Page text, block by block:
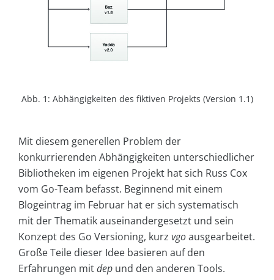
Abb. 1: Abhängigkeiten des fiktiven Projekts (Version 1.1)
Mit diesem generellen Problem der
konkurrierenden Abhängigkeiten unterschiedlicher
Bibliotheken im eigenen Projekt hat sich Russ Cox
vom Go-Team befasst. Beginnend mit einem
Blogeintrag im Februar hat er sich systematisch
mit der Thematik auseinandergesetzt und sein
Konzept des Go Versioning, kurz vgoausgearbeitet.
Große Teile dieser Idee basieren auf den
Erfahrungen mitdep und den anderen Tools.